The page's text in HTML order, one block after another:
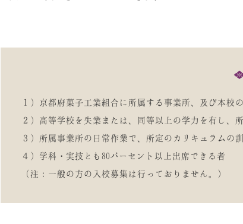
１）京都府菓子工業組合に所属する事業所、及び本校
２）高等学校を失業または、同等以上の学力を有し、
３）所属事業所の日常作業で、所定のカリキュラムの
４）学科・実技とも80パーセント以上出席できる者
（注：一般の方の入校募集は行っておりません。）